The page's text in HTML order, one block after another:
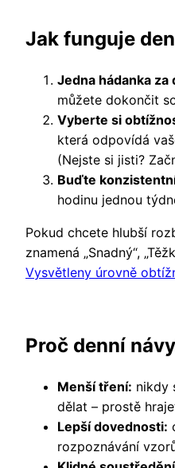
Jak funguje
Jedna hádanka za
můžete dokončit
Vyberte si
která odpovídá
(Nejste si jisti?
Buďte
hodinu jednou
Pokud chcete hlubší
znamená „Snadný“,
Vysvětleny úrovně
Proč denní
Menší tření: nikdy
dělat – prostě
Lepší dovednosti:
rozpoznávání